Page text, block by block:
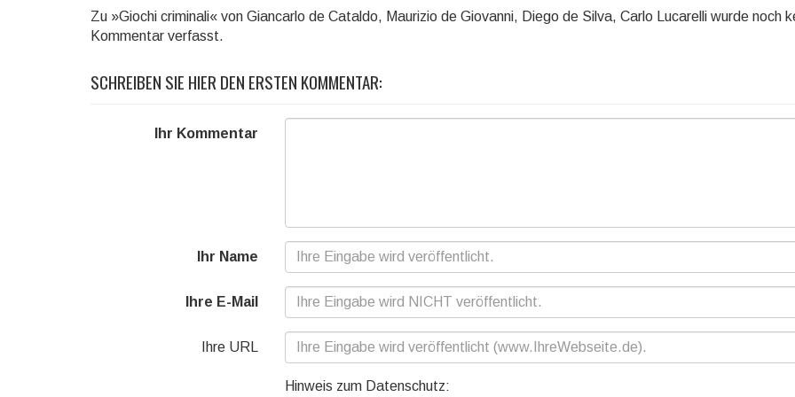
Zu »Giochi criminali« von Giancarlo de Cataldo, Maurizio de Giovanni, Diego de Silva, Carlo Lucarelli wurde noch
Kommentar verfasst.
SCHREIBEN SIE HIER DEN ERSTEN KOMMENTAR:
Ihr Kommentar
Ihr Name
Ihre E-Mail
Ihre URL
Hinweis zum Datenschutz: